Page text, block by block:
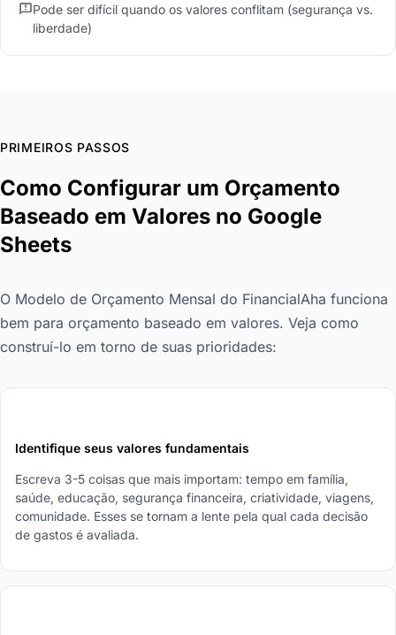
Pode ser difícil quando os valores conflitam (segurança vs.
liberdade)
PRIMEIROS PASSOS
Como Configurar um Orçamento
Baseado em Valores no Google
Sheets
O Modelo de Orçamento Mensal do FinancialAha funciona
bem para orçamento baseado em valores. Veja como
construí-lo em torno de suas prioridades:
Identifique seus valores fundamentais
Escreva 3-5 coisas que mais importam: tempo em família,
saúde, educação, segurança financeira, criatividade, viagens,
comunidade. Esses se tornam a lente pela qual cada decisão
de gastos é avaliada.